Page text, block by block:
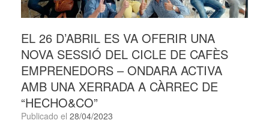
EL 26 D’ABRIL ES VA OFERIR UNA
NOVA SESSIÓ DEL CICLE DE CAFÈS
EMPRENEDORS – ONDARA ACTIVA
AMB UNA XERRADA A CÀRREC DE
“HECHO&CO”
Publicado el 28/04/2023